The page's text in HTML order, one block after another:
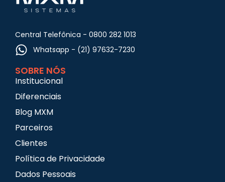
Central Telefônica - 0800 282 1013
Whatsapp - (21) 97632-7230
SOBRE NÓS
Institucional
Diferenciais
Blog MXM
Parceiros
Clientes
Política de Privacidade
Dados Pessoais